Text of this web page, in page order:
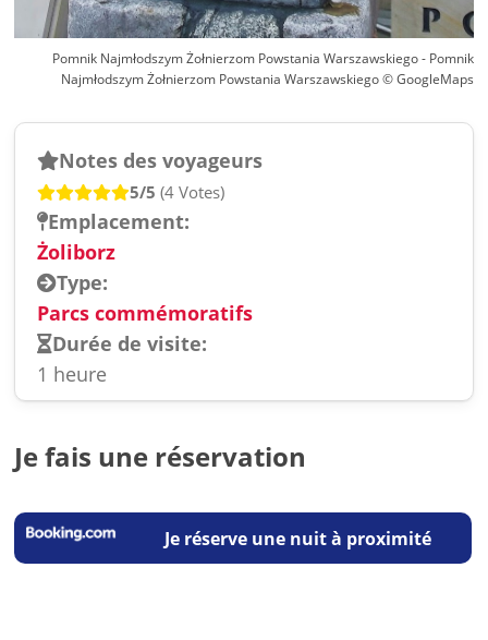
Pomnik Najmłodszym Żołnierzom Powstania Warszawskiego - Pomnik
Najmłodszym Żołnierzom Powstania Warszawskiego © GoogleMaps
Notes des voyageurs
5/5 (4 Votes)
Emplacement:
Żoliborz
Type:
Parcs commémoratifs
Durée de visite:
1 heure
Je fais une réservation
Je réserve une nuit à proximité